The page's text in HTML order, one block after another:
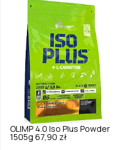
OLIMP 4.0 Iso Plus Powder
1505g 67,90 zł